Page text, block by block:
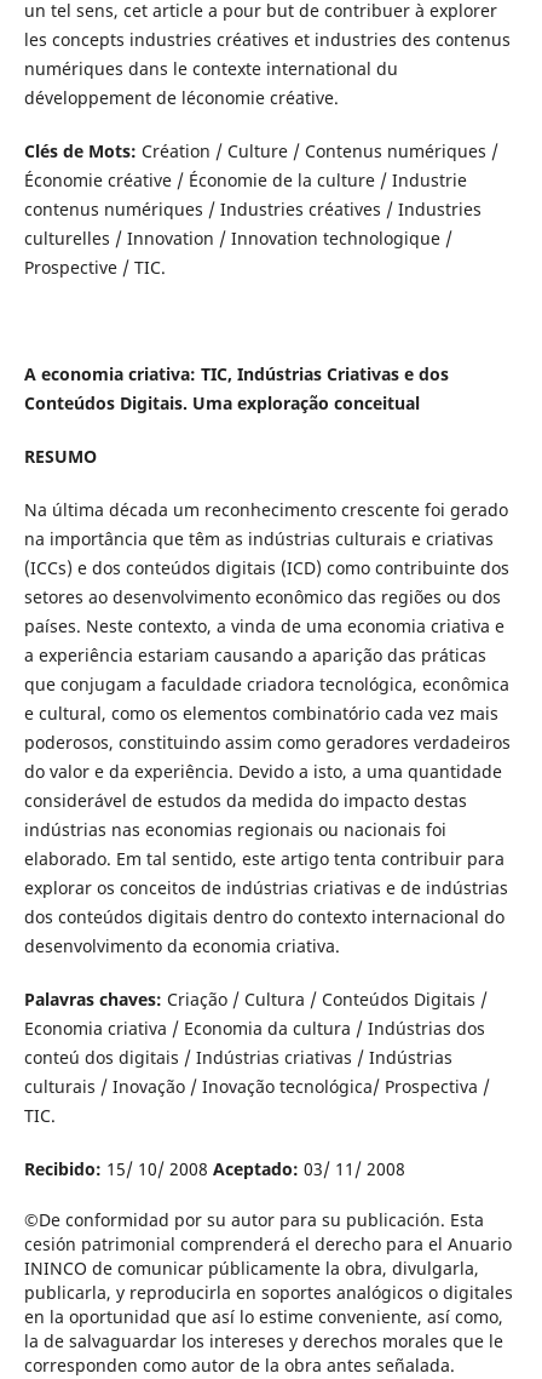
un tel sens, cet article a pour but de contribuer à explorer
les concepts industries créatives et industries des contenus
numériques dans le contexte international du
développement de léconomie créative.
Clés de Mots: Création / Culture / Contenus numériques /
Économie créative / Économie de la culture / Industrie
contenus numériques / Industries créatives / Industries
culturelles / Innovation / Innovation technologique /
Prospective / TIC.
A economia criativa: TIC, Indústrias Criativas e dos
Conteúdos Digitais. Uma exploração conceitual
RESUMO
Na última década um reconhecimento crescente foi gerado
na importância que têm as indústrias culturais e criativas
(ICCs) e dos conteúdos digitais (ICD) como contribuinte dos
setores ao desenvolvimento econômico das regiões ou dos
países. Neste contexto, a vinda de uma economia criativa e
a experiência estariam causando a aparição das práticas
que conjugam a faculdade criadora tecnológica, econômica
e cultural, como os elementos combinatório cada vez mais
poderosos, constituindo assim como geradores verdadeiros
do valor e da experiência. Devido a isto, a uma quantidade
considerável de estudos da medida do impacto destas
indústrias nas economias regionais ou nacionais foi
elaborado. Em tal sentido, este artigo tenta contribuir para
explorar os conceitos de indústrias criativas e de indústrias
dos conteúdos digitais dentro do contexto internacional do
desenvolvimento da economia criativa.
Palavras chaves: Criação / Cultura / Conteúdos Digitais /
Economia criativa / Economia da cultura / Indústrias dos
conteú dos digitais / Indústrias criativas / Indústrias
culturais / Inovação / Inovação tecnológica/ Prospectiva /
TIC.
Recibido: 15/ 10/ 2008 Aceptado: 03/ 11/ 2008
©De conformidad por su autor para su publicación. Esta
cesión patrimonial comprenderá el derecho para el Anuario
ININCO de comunicar públicamente la obra, divulgarla,
publicarla, y reproducirla en soportes analógicos o digitales
en la oportunidad que así lo estime conveniente, así como,
la de salvaguardar los intereses y derechos morales que le
corresponden como autor de la obra antes señalada.